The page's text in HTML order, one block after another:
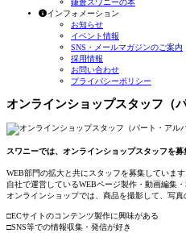
鎌倉スワニーの本
インフォメーション
お知らせ
イベント情報
SNS・メールマガジンのご案内
採用情報
お問い合わせ
プライバシーポリシー
オンラインショップスタッフ（
スワニーでは、オンラインショップスタッフを募
WEB部門の拡大と共にスタッフを募集しています
自社で運営しているWEBページ製作・動画編集
オンラインショップでは、商品を撮影して、写
□ECサイトのコンテンツ製作に興味がある
□SNS等での情報収集・発信が好き